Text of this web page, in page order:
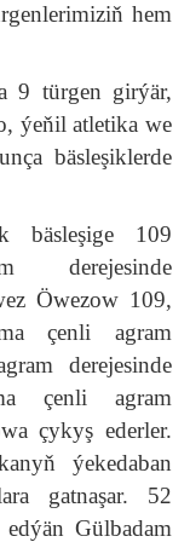
hem
9 türgen girýär,
ýeňil atletika we
bäsleşiklerde
bäsleşige 109
derejesinde
Öwezow 109,
çenli agram
derejesinde
çenli agram
çykyş ederler.
ýekedaban
gatnaşar. 52
Gülbadam